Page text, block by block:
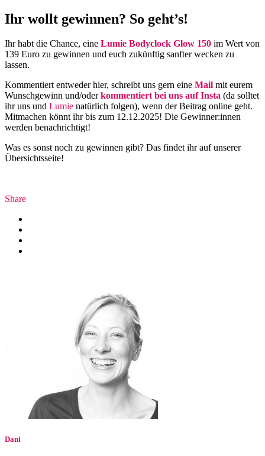
Ihr wollt gewinnen? So geht’s!
Ihr habt die Chance, eine Lumie Bodyclock Glow 150 im Wert von
139 Euro zu gewinnen und euch zukünftig sanfter wecken zu
lassen.
Kommentiert entweder hier, schreibt uns gern eine Mail mit eurem
Wunschgewinn und/oderkommentiert bei uns auf Insta (da solltet
ihr uns und Lumie natürlich folgen), wenn der Beitrag online geht.
Mitmachen könnt ihr bis zum 12.12.2025! Die Gewinner:innen
werden benachrichtigt!
Was es sonst noch zu gewinnen gibt? Das findet ihr auf unserer
Übersichtsseite!
Share
Dani